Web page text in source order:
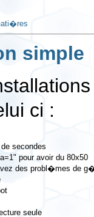
simple
ci :
secondes
pour avoir du 80x50
des probl�mes de
seule